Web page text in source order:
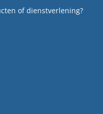
of dienstverlening?